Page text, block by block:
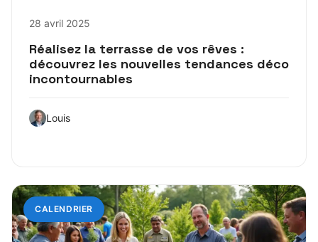
28 avril 2025
Réalisez la terrasse de vos rêves :
découvrez les nouvelles tendances déco
incontournables
Louis
CALENDRIER